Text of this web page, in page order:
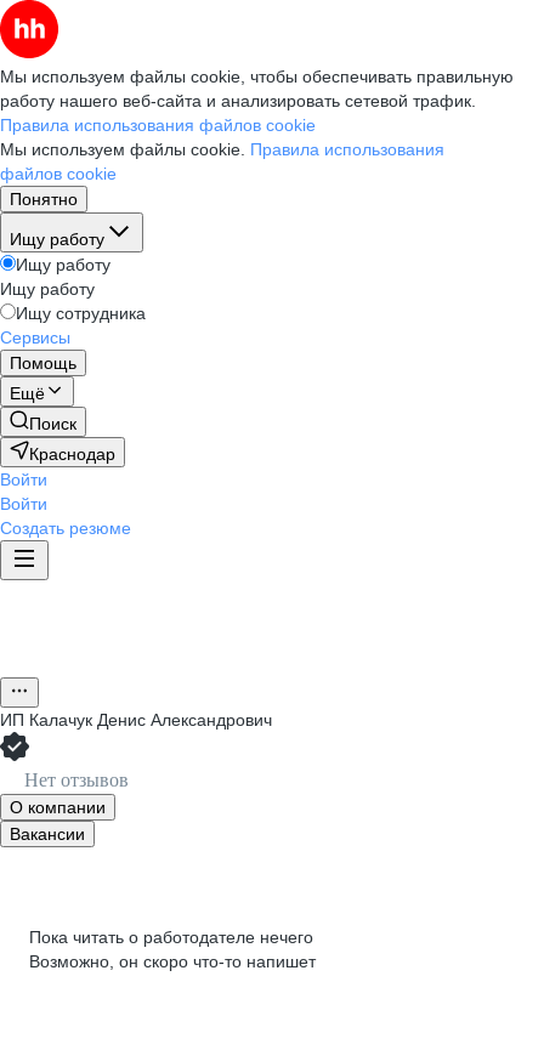
Мы используем файлы cookie, чтобы обеспечивать правильную
работу нашего веб-сайта и анализировать сетевой трафик.
Правила использования файлов cookie
Мы используем файлы cookie. Правила использования
файлов cookie
Понятно
Ищу работу
Ищу работу
Ищу работу
Ищу сотрудника
Сервисы
Помощь
Ещё
Поиск
Краснодар
Войти
Войти
Создать резюме
ИП Калачук Денис Александрович
Нет отзывов
О компании
Вакансии
Пока читать о работодателе нечего
Возможно, он скоро что‑то напишет